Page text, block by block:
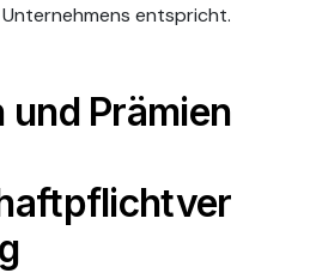
entspricht.
und Prämien